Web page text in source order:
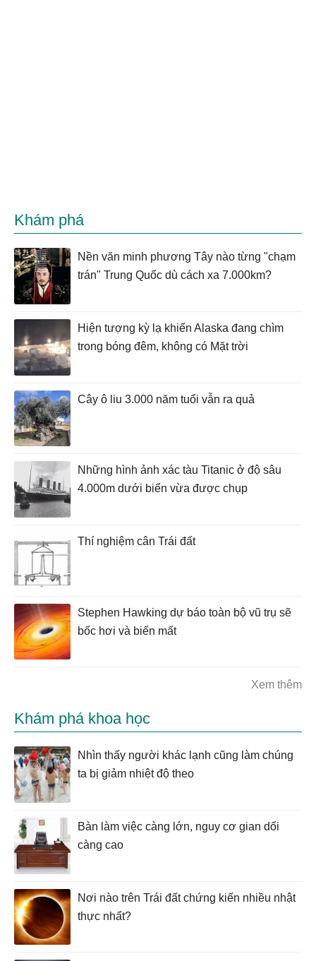
Khám phá
Nền văn minh phương Tây nào từng "chạm
trán" Trung Quốc dù cách xa 7.000km?
Hiện tượng kỳ lạ khiến Alaska đang chìm
trong bóng đêm, không có Mặt trời
Cây ô liu 3.000 năm tuổi vẫn ra quả
Những hình ảnh xác tàu Titanic ở độ sâu
4.000m dưới biển vừa được chụp
Thí nghiệm cân Trái đất
Stephen Hawking dự báo toàn bộ vũ trụ sẽ
bốc hơi và biến mất
Xem thêm
Khám phá khoa học
Nhìn thấy người khác lạnh cũng làm chúng
ta bị giảm nhiệt độ theo
Bàn làm việc càng lớn, nguy cơ gian dối
càng cao
Nơi nào trên Trái đất chứng kiến nhiều nhật
thực nhất?